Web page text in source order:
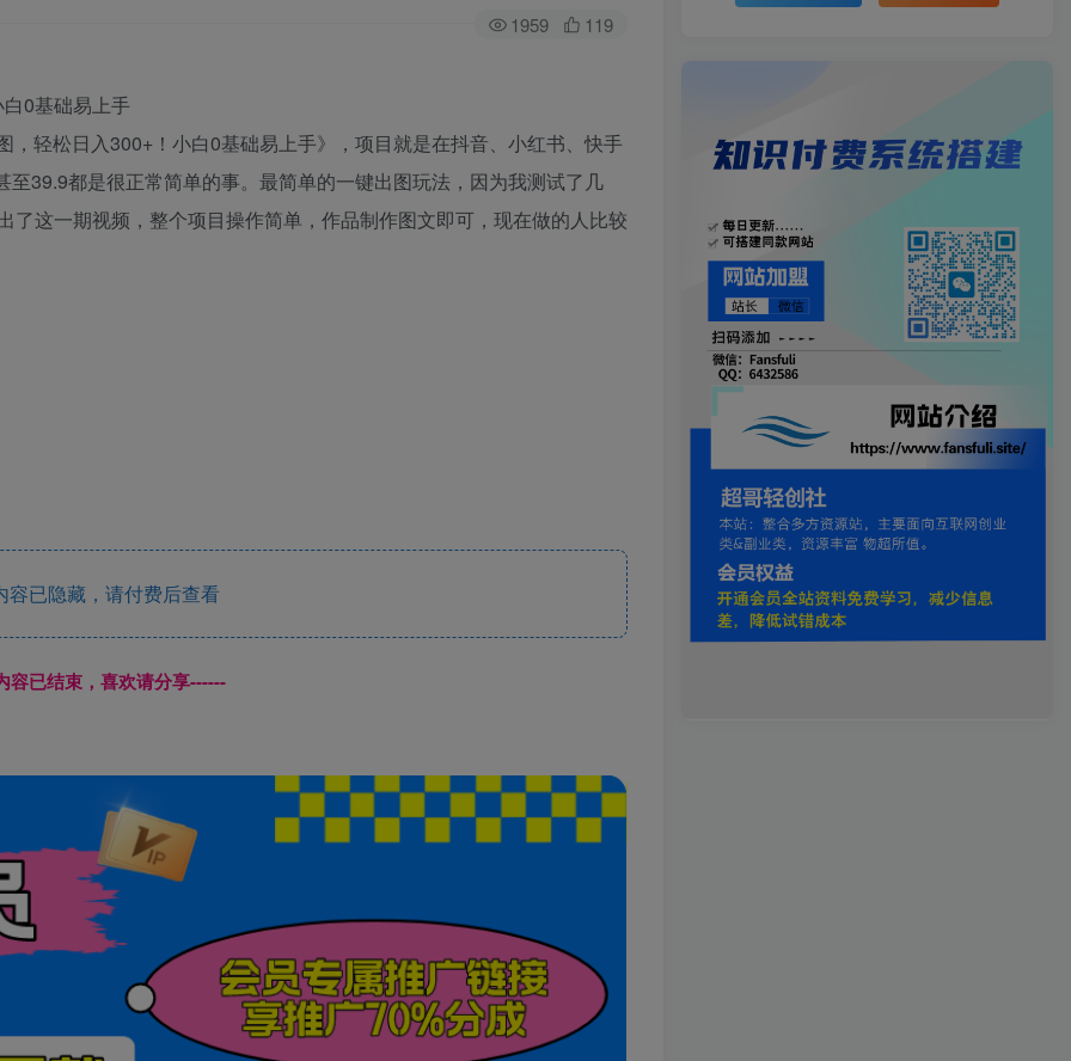
1959 119
轻松日入300+！小白0基础易上手》，项目就是在抖音、小红书、快手
39.9都是很正常简单的事。最简单的一键出图玩法，因为我测试了几
这一期视频，整个项目操作简单，作品制作图文即可，现在做的人比较
已隐藏，请付费后查看
容已结束，喜欢请分享------